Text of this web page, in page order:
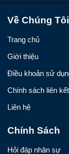
Về Chúng Tôi
Trang chủ
Giới thiệu
Điều khoản sử
Chính sách liên kết
Liên hệ
Chính Sách
Hỏi đáp nhân sự